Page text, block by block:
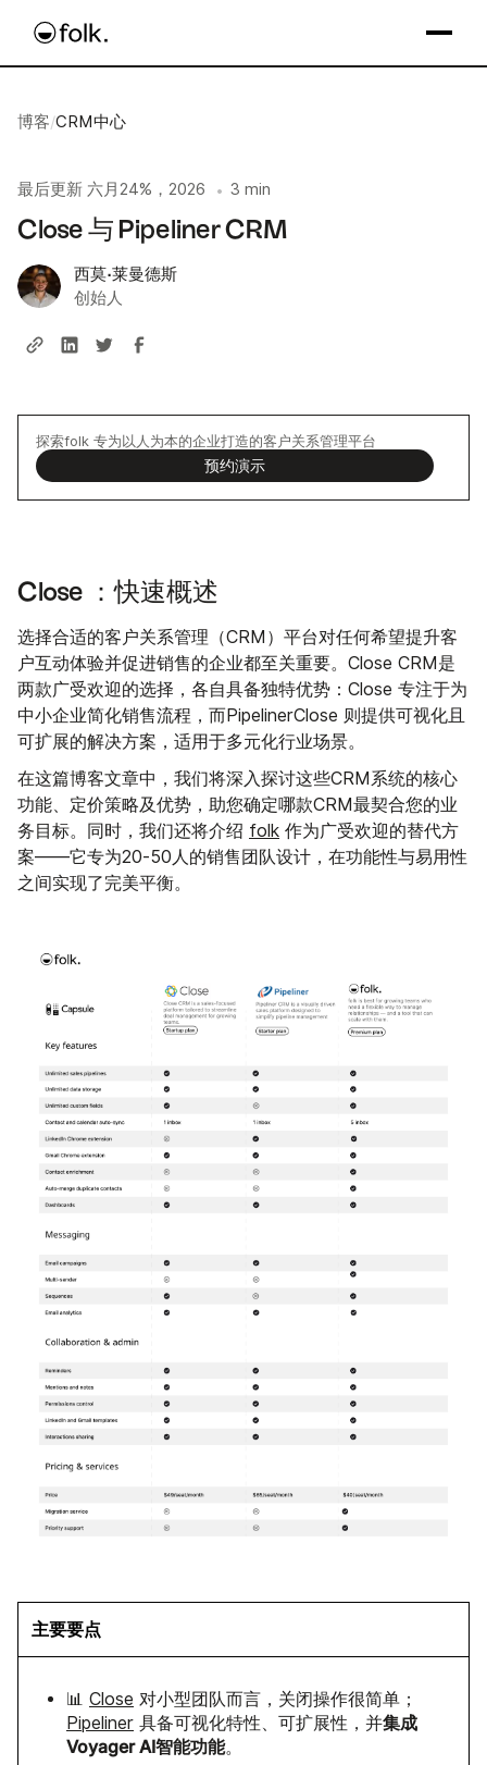
博客/CRM中心
最后更新 六月24%，2026 • 3 min
Close 与 Pipeliner CRM
西莫·莱曼德斯
创始人
探索folk 专为以人为本的企业打造的客户关系管理平台
预约演示
Close ：快速概述
选择合适的客户关系管理（CRM）平台对任何希望提升客
户互动体验并促进销售的企业都至关重要。Close CRM是
两款广受欢迎的选择，各自具备独特优势：Close 专注于为
中小企业简化销售流程，而PipelinerClose 则提供可视化且
可扩展的解决方案，适用于多元化行业场景。
在这篇博客文章中，我们将深入探讨这些CRM系统的核心
功能、定价策略及优势，助您确定哪款CRM最契合您的业
务目标。同时，我们还将介绍 folk 作为广受欢迎的替代方
案——它专为20-50人的销售团队设计，在功能性与易用性
之间实现了完美平衡。
主要要点
📊 Close 对小型团队而言，关闭操作很简单；
Pipeliner 具备可视化特性、可扩展性，并集成
Voyager AI智能功能。